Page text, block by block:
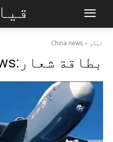
ٹیگز China news
بطاقة شعار: